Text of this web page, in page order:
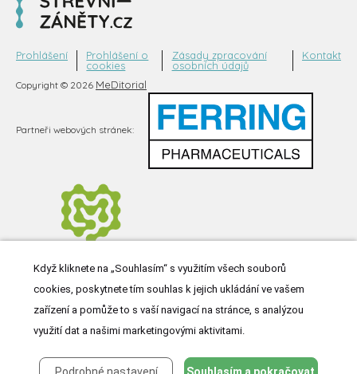
Copyright © 2026 MeDitorial
Prohlášení
Prohlášení o
cookies
Zásady zpracování
osobních údajů
Kontakt
Partneři webových stránek:
Když kliknete na „Souhlasím“ s využitím všech souborů
cookies, poskytnete tím souhlas k jejich ukládání ve vašem
zařízení a pomůže to s vaší navigací na stránce, s analýzou
využití dat a našimi marketingovými aktivitami.